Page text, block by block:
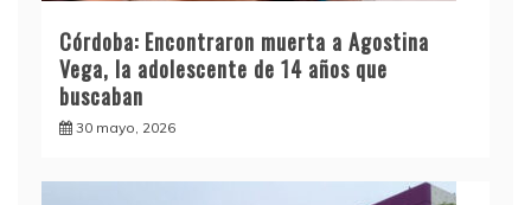
Córdoba: Encontraron muerta a Agostina
Vega, la adolescente de 14 años que
buscaban
30 mayo, 2026